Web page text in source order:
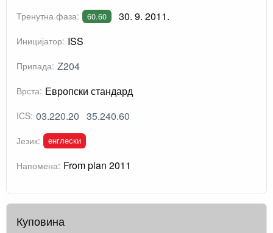
Тренутна фаза: 60.60 30. 9. 2011.
Иницијатор: ISS
Припада: Z204
Врста: Европски стандард
ICS: 03.220.20 35.240.60
Језик: енглески
Напомена: From plan 2011
Куповина